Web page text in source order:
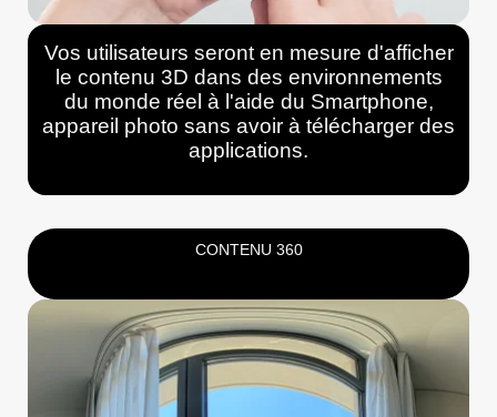
Vos utilisateurs seront en mesure d'afficher
le contenu 3D dans des environnements
du monde réel à l'aide du Smartphone,
appareil photo sans avoir à télécharger des
applications.
CONTENU 360